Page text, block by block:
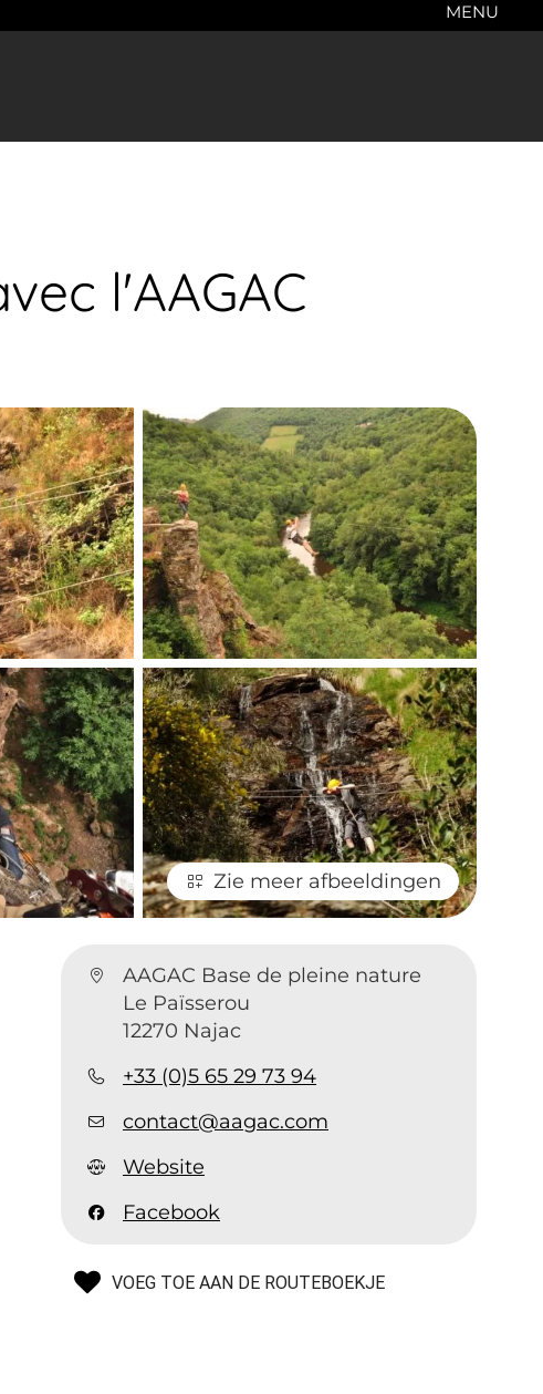
MENU
l'AAGAC
Zie meer afbeeldingen
AAGAC Base de pleine nature
Le Païsserou
12270 Najac
+33 (0)5 65 29 73 94
contact@aagac.com
Website
Facebook
VOEG TOE AAN DE ROUTEBOEKJE